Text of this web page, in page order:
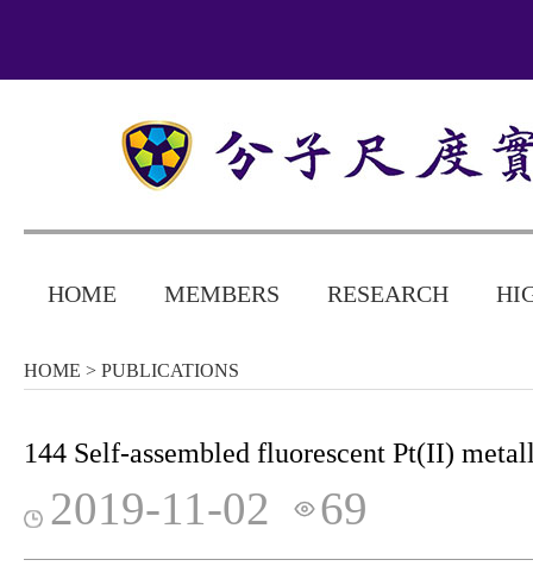
HOME MEMBERS RESEARCH
HOME > PUBLICATIONS
144 Self-assembled fluorescent Pt(II)
2019-11-02 69